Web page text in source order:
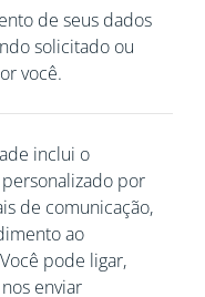
de seus dados
solicitado ou
você.
inclui o
por
de comunicação,
ao
pode ligar,
enviar